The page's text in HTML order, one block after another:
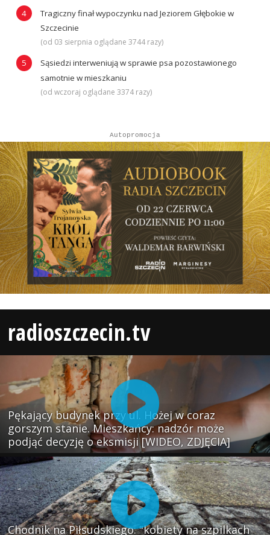
Tragiczny finał wypoczynku nad Jeziorem Głębokie w
Szczecinie
(od 03 sierpnia oglądane 3744 razy)
Sąsiedzi interweniują w sprawie psa pozostawionego
samotnie w mieszkaniu
(od wczoraj oglądane 3374 razy)
Autopromocja
radioszczecin.tv
Pękający budynek przy ul. Hożej w coraz
gorszym stanie. Mieszkańcy: nadzór może
podjąć decyzję o eksmisji [WIDEO, ZDJĘCIA]
Chodnik na Piłsudskiego: "kobiety na szpilkach